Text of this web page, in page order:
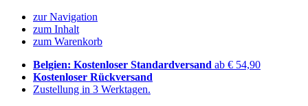
zur Navigation
zum Inhalt
zum Warenkorb
Belgien: Kostenloser Standardversand ab € 54,90
Kostenloser Rückversand
Zustellung in 3 Werktagen.